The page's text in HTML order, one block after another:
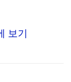
보기